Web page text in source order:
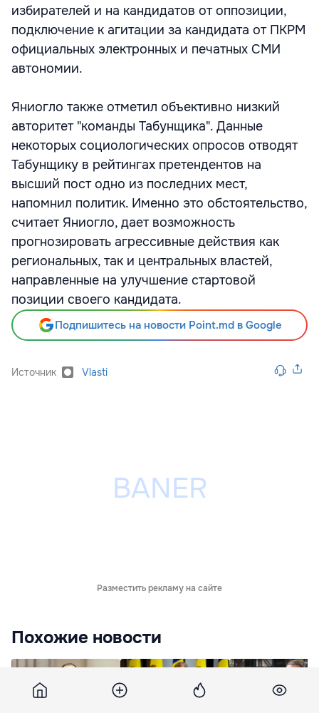
избирателей и на кандидатов от оппозиции,
подключение к агитации за кандидата от ПКРМ
официальных электронных и печатных СМИ
автономии.
Яниогло также отметил объективно низкий
авторитет "команды Табунщика". Данные
некоторых социологических опросов отводят
Табунщику в рейтингах претендентов на
высший пост одно из последних мест,
напомнил политик. Именно это обстоятельство,
считает Яниогло, дает возможность
прогнозировать агрессивные действия как
региональных, так и центральных властей,
направленные на улучшение стартовой
позиции своего кандидата.
Подпишитесь на новости Point.md в Google
Источник Vlasti
Разместить рекламу на сайте
Похожие новости